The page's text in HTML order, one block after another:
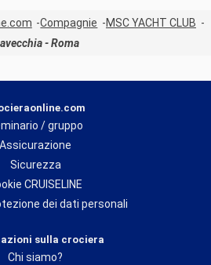
Compagnie
MSC YACHT CLUB
- Roma
/ gruppo
Assicurazione
Sicurezza
CRUISELINE
dei dati personali
sulla crociera
Chi siamo?